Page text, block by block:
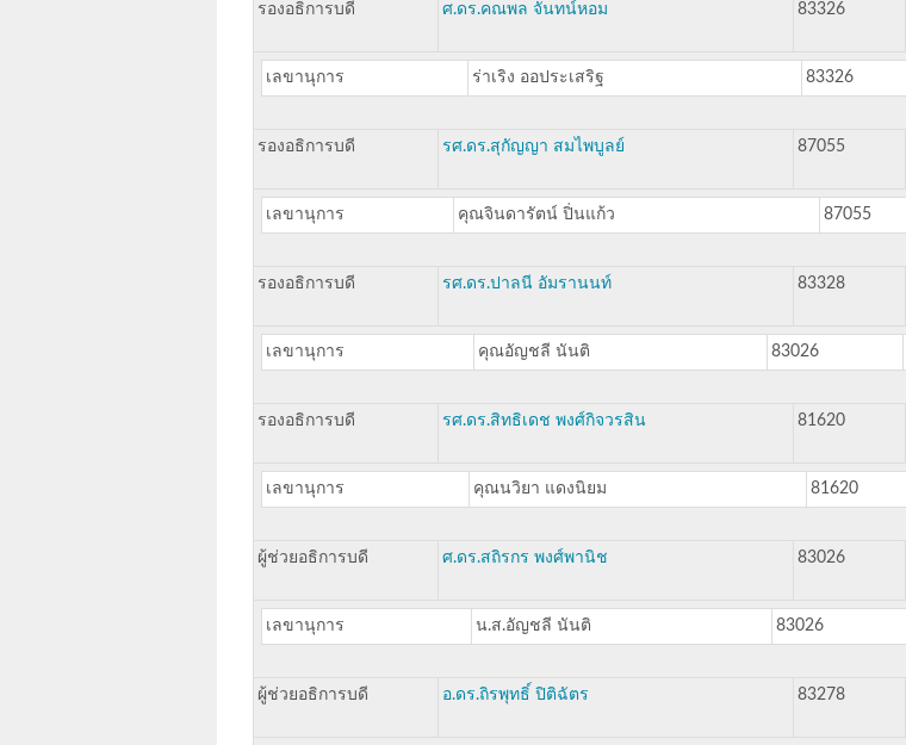
รองอธิการบดี ศ.ดร.คณพล จันทน์หอม 83326
เลขานุการ ร่าเริง ออประเสริฐ 83326
รองอธิการบดี รศ.ดร.สุกัญญา สมไพบูลย์ 87055
เลขานุการ คุณจินดารัตน์ ปิ่นแก้ว 87055
รองอธิการบดี รศ.ดร.ปาลนี อัมรานนท์ 83328
เลขานุการ คุณอัญชลี นันติ 83026
รองอธิการบดี รศ.ดร.สิทธิเดช พงศ์กิจวรสิน 81620
เลขานุการ คุณนวิยา แดงนิยม 81620
ผู้ช่วยอธิการบดี ศ.ดร.สถิรกร พงศ์พานิช 83026
เลขานุการ น.ส.อัญชลี นันติ 83026
ผู้ช่วยอธิการบดี อ.ดร.ถิรพุทธิ์ ปิติฉัตร 83278